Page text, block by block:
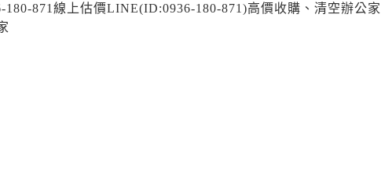
180-871 線上估價LINE(ID:0936-180-871) 高價收購、清空辦公家